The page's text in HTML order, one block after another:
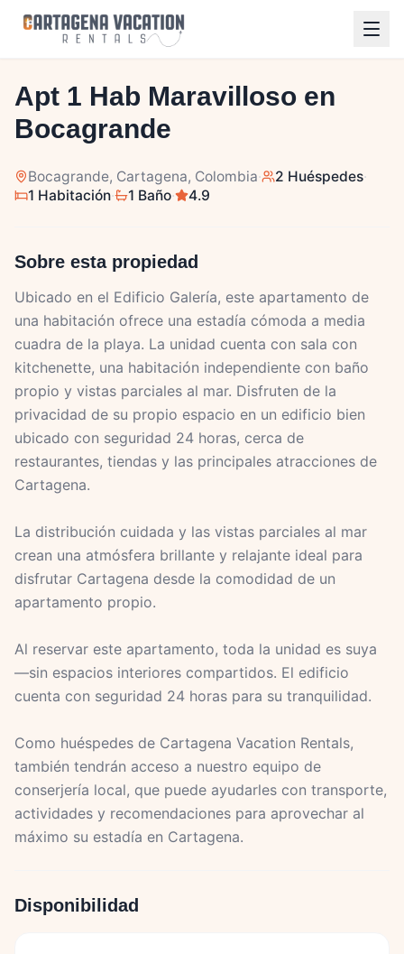
/14
Apt 1 Hab Maravilloso en
Bocagrande
Bocagrande, Cartagena, Colombia· 2 Huéspedes·
1 Habitación· 1 Baño· 4.9
Sobre esta propiedad
Ubicado en el Edificio Galería, este apartamento de
una habitación ofrece una estadía cómoda a media
cuadra de la playa. La unidad cuenta con sala con
kitchenette, una habitación independiente con baño
propio y vistas parciales al mar. Disfruten de la
privacidad de su propio espacio en un edificio bien
ubicado con seguridad 24 horas, cerca de
restaurantes, tiendas y las principales atracciones de
Cartagena.
La distribución cuidada y las vistas parciales al mar
crean una atmósfera brillante y relajante ideal para
disfrutar Cartagena desde la comodidad de un
apartamento propio.
Al reservar este apartamento, toda la unidad es suya
—sin espacios interiores compartidos. El edificio
cuenta con seguridad 24 horas para su tranquilidad.
Como huéspedes de Cartagena Vacation Rentals,
también tendrán acceso a nuestro equipo de
conserjería local, que puede ayudarles con transporte,
actividades y recomendaciones para aprovechar al
máximo su estadía en Cartagena.
Disponibilidad